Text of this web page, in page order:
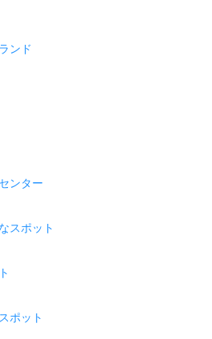
ンド
ンター
スポット
ポット